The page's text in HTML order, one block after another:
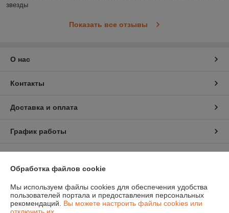
звезды
Показать все отзывы
О нас
Контакты
Доставка и оплата
График работы
Сайт создан на платформе Deal.by
Обработка файлов cookie
Мы используем файлы cookies для обеспечения удобства
пользователей портала и предоставления персональных
рекомендаций. Вы можете настроить файлы cookies или